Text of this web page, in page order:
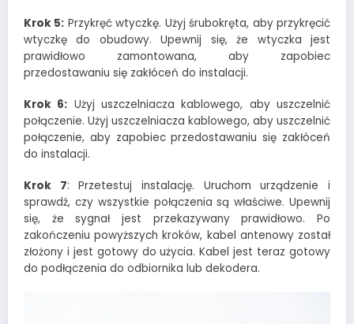
Krok 5: Przykręć wtyczkę. Użyj śrubokręta, aby przykręcić
wtyczkę do obudowy. Upewnij się, że wtyczka jest
prawidłowo zamontowana, aby zapobiec
przedostawaniu się zakłóceń do instalacji.
Krok 6: Użyj uszczelniacza kablowego, aby uszczelnić
połączenie. Użyj uszczelniacza kablowego, aby uszczelnić
połączenie, aby zapobiec przedostawaniu się zakłóceń
do instalacji.
Krok 7: Przetestuj instalację. Uruchom urządzenie i
sprawdź, czy wszystkie połączenia są właściwe. Upewnij
się, że sygnał jest przekazywany prawidłowo. Po
zakończeniu powyższych kroków, kabel antenowy został
złożony i jest gotowy do użycia. Kabel jest teraz gotowy
do podłączenia do odbiornika lub dekodera.